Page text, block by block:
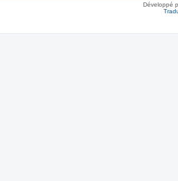
Développé